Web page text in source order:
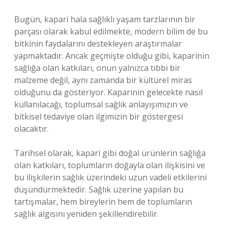
Bugün, kapari hala sağlıklı yaşam tarzlarının bir
parçası olarak kabul edilmekte, modern bilim de bu
bitkinin faydalarını destekleyen araştırmalar
yapmaktadır. Ancak geçmişte olduğu gibi, kaparinin
sağlığa olan katkıları, onun yalnızca tıbbi bir
malzeme değil, aynı zamanda bir kültürel miras
olduğunu da gösteriyor. Kaparinin gelecekte nasıl
kullanılacağı, toplumsal sağlık anlayışımızın ve
bitkisel tedaviye olan ilgimizin bir göstergesi
olacaktır.
Tarihsel olarak, kapari gibi doğal ürünlerin sağlığa
olan katkıları, toplumların doğayla olan ilişkisini ve
bu ilişkilerin sağlık üzerindeki uzun vadeli etkilerini
düşündürmektedir. Sağlık üzerine yapılan bu
tartışmalar, hem bireylerin hem de toplumların
sağlık algısını yeniden şekillendirebilir.